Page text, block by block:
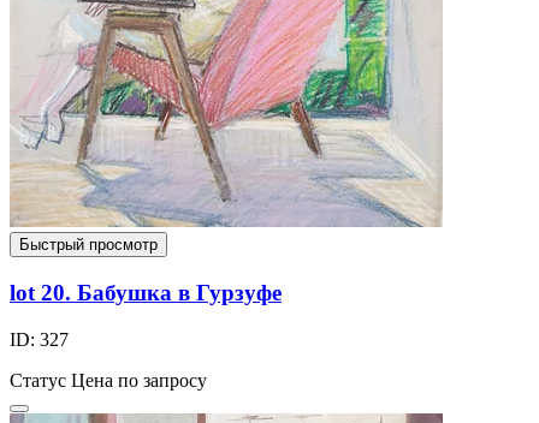
Быстрый просмотр
lot 20. Бабушка в Гурзуфе
ID: 327
Статус Цена по запросу